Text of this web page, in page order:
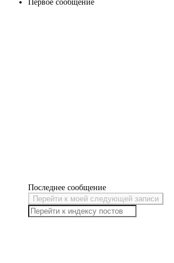
Первое сообщение
Последнее сообщение
Перейти к моей следующей записи